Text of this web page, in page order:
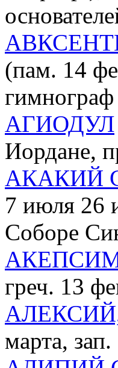
(пам. 14
гимнограф
АГИОДУЛ
Иордане,
АКАКИЙ
7 июля 26
Соборе
греч. 13
марта,